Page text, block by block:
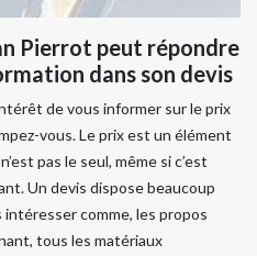
Pierrot peut répondre
dans son devis
de vous informer sur le prix
vous. Le prix est un élément
pas le seul, même si c’est
Un devis dispose beaucoup
comme, les propos
tous les matériaux